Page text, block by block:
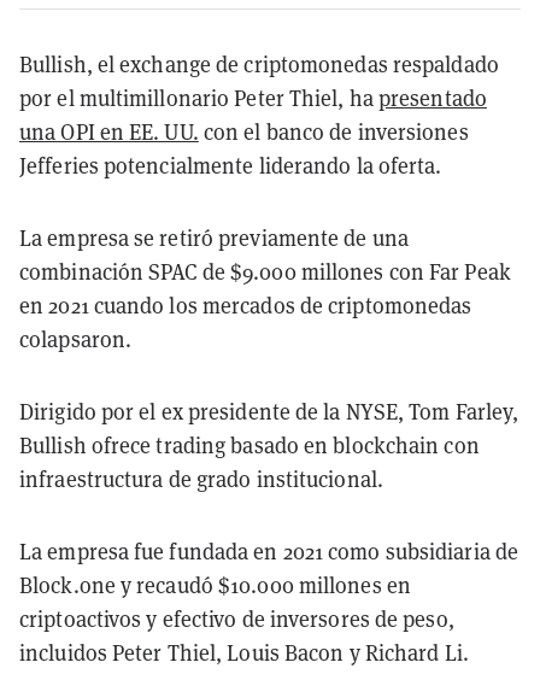
Bullish, el exchange de criptomonedas respaldado
por el multimillonario Peter Thiel, hapresentado
una OPI en EE. UU. con el banco de inversiones
Jefferies potencialmente liderando la oferta.
La empresa se retiró previamente de una
combinación SPAC de $9.000 millones con Far Peak
en 2021 cuando los mercados de criptomonedas
colapsaron.
Dirigido por el ex presidente de la NYSE, Tom Farley,
Bullish ofrece trading basado en blockchain con
infraestructura de grado institucional.
La empresa fue fundada en 2021 como subsidiaria de
Block.one y recaudó $10.000 millones en
criptoactivos y efectivo de inversores de peso,
incluidos Peter Thiel, Louis Bacon y Richard Li.